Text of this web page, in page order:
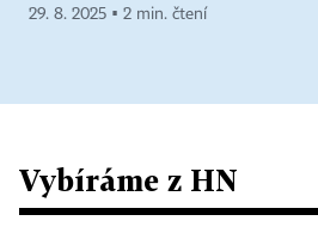
29. 8. 2025 ▪ 2 min. čtení
Vybíráme z HN